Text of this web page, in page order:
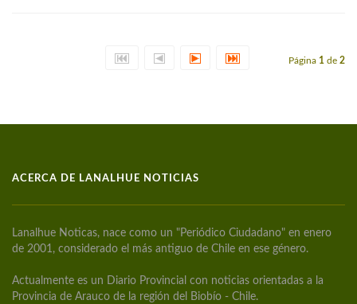
Página 1 de 2
ACERCA DE LANALHUE NOTICIAS
Lanalhue Noticas, nace como un "Periódico Ciudadano" en enero
de 2001, considerado el más antiguo de Chile en ese género.
Actualmente es un Diario Provincial con noticias orientadas a la
Provincia de Arauco de la región del Biobío - Chile.